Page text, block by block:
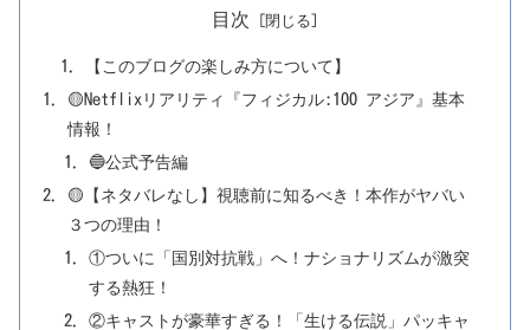
目次
【このブログの楽しみ方について】
🟡Netflixリアリティ『フィジカル:100 アジア』基本
情報！
🔵公式予告編
🟡【ネタバレなし】視聴前に知るべき！本作がヤバい
３つの理由！
①ついに「国別対抗戦」へ！ナショナリズムが激突
する熱狂！
②キャストが豪華すぎる！「生ける伝説」パッキャ